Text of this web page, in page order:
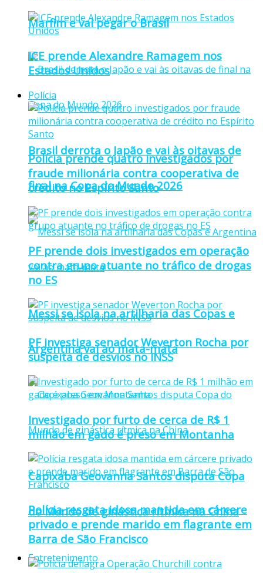
Marfim e vai pegar o Brasil
Brasil derrota o Japão e vai às oitavas de
final na Copa do Mundo 2026
Messi se isola na artilharia das Copas e
Argentina vai ao mata-mata
Capixaba Geovanna Santos disputa Copa
do Mundo de ginástica rítmica na China
Entretenimento
ICE prende Alexandre Ramagem nos
Estados Unidos
Polícia
Polícia prende quatro investigados por
fraude milionária contra cooperativa de
crédito no Espírito Santo
PF prende dois investigados em operação
contra grupo atuante no tráfico de drogas
no ES
PF investiga senador Weverton Rocha por
suspeita de desvios no INSS
Investigado por furto de cerca de R$ 1
milhão em gado é preso em Montanha
Polícia resgata idosa mantida em cárcere
privado e prende marido em flagrante em
Barra de São Francisco